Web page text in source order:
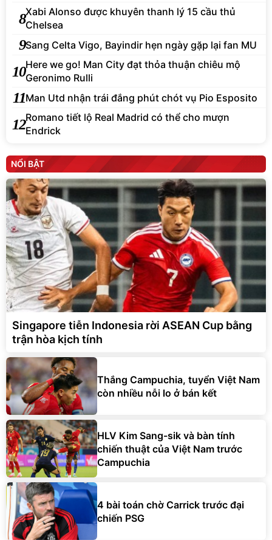
8Xabi Alonso được khuyên thanh lý 15 cầu thủ
Chelsea
9Sang Celta Vigo, Bayindir hẹn ngày gặp lại fan MU
10Here we go! Man City đạt thỏa thuận chiêu mộ
Geronimo Rulli
11Man Utd nhận trái đắng phút chót vụ Pio Esposito
12Romano tiết lộ Real Madrid có thể cho mượn
Endrick
NỔI BẬT
Singapore tiễn Indonesia rời ASEAN Cup bằng
trận hòa kịch tính
Thắng Campuchia, tuyển Việt Nam
còn nhiều nỗi lo ở bán kết
HLV Kim Sang-sik và bàn tính
chiến thuật của Việt Nam trước
Campuchia
4 bài toán chờ Carrick trước đại
chiến PSG